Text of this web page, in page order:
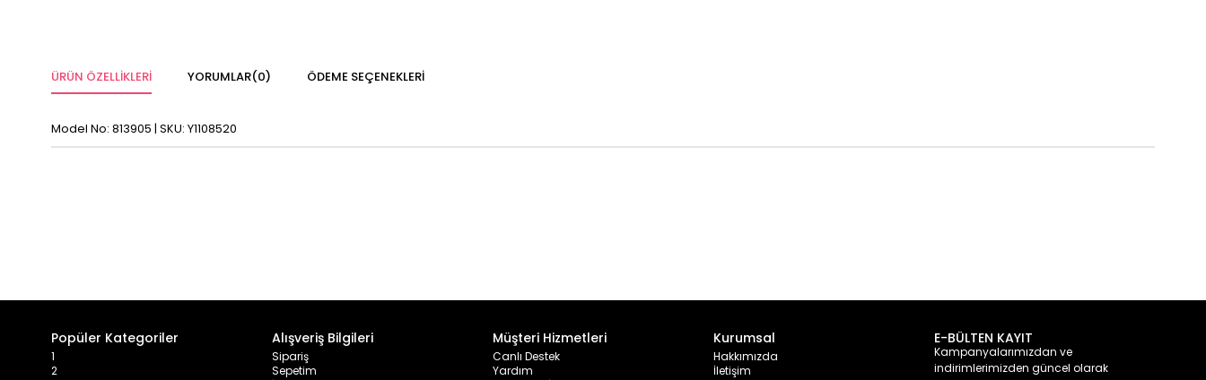
ÜRÜN ÖZELLIKLERI YORUMLAR(0) ÖDEME SEÇENEKLERI
Model No: 813905 | SKU: Y1108520
Popüler Kategoriler
1
2
Alışveriş Bilgileri
Sipariş
Sepetim
Müşteri Hizmetleri
Canlı Destek
Yardım
Kurumsal
Hakkımızda
İletişim
E-BÜLTEN KAYIT
Kampanyalarımızdan ve
indirimlerimizden güncel olarak